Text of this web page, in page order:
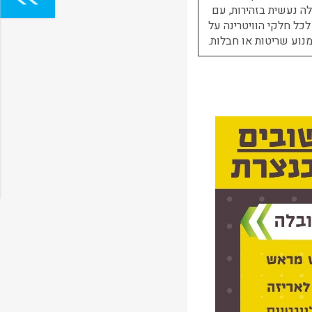
נעשית בזהירות, עם
חלקי הוויטרינה על
שריטות או חבלות.